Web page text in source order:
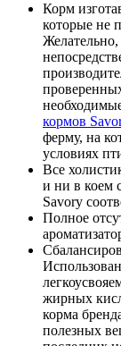
Корм
которые не
кормов
ферму, на
условиях
Все
и ни в коем
Savory
Полное
жирных
корма
полезных